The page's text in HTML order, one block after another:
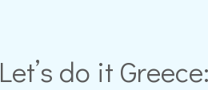
Let’s do it